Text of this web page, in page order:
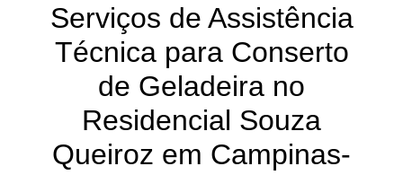
Serviços de Assistência
Técnica para Conserto
de Geladeira no
Residencial Souza
Queiroz em Campinas-